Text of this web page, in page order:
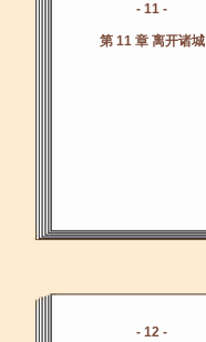
- 11 -
第 11 章 离开诸城
- 12 -